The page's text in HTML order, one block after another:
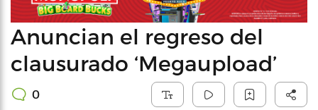
Anuncian el regreso del
clausurado ‘Megaupload’
0